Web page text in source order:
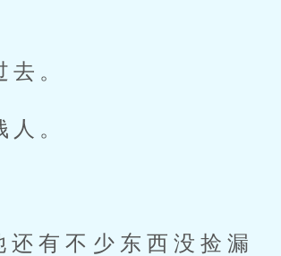
。
。
有不少东西没捡漏